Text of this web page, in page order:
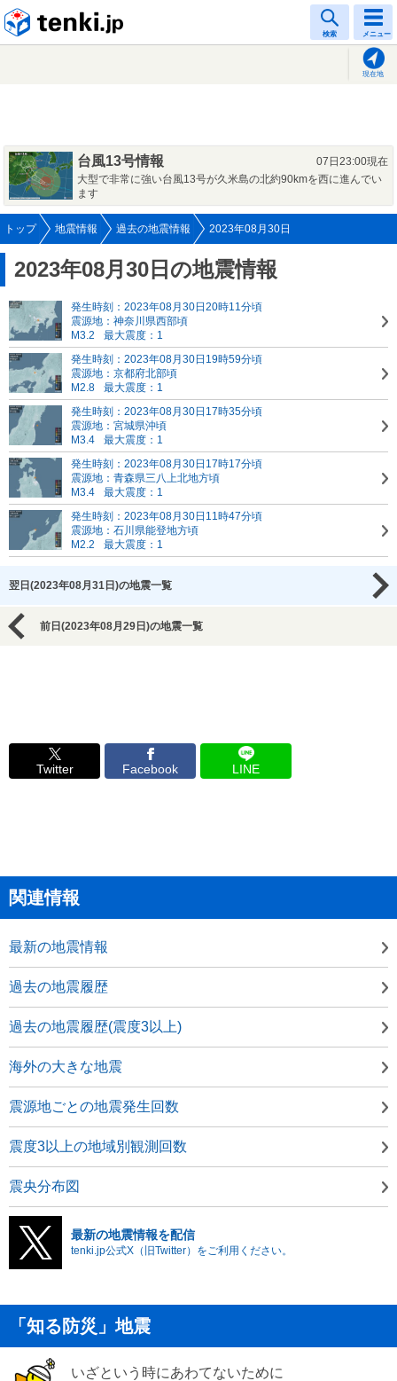
検索 メニュー
現在地
台風13号情報
07日23:00現在
大型で非常に強い台風13号が久米島の北約90kmを西に進んでい
ます
トップ 地震情報 過去の地震情報 2023年08月30日
2023年08月30日の地震情報
発生時刻：2023年08月30日20時11分頃
震源地：神奈川県西部頃
M3.2
最大震度：1
発生時刻：2023年08月30日19時59分頃
震源地：京都府北部頃
M2.8
最大震度：1
発生時刻：2023年08月30日17時35分頃
震源地：宮城県沖頃
M3.4
最大震度：1
発生時刻：2023年08月30日17時17分頃
震源地：青森県三八上北地方頃
M3.4
最大震度：1
発生時刻：2023年08月30日11時47分頃
震源地：石川県能登地方頃
M2.2
最大震度：1
翌日(2023年08月31日)の地震一覧
前日(2023年08月29日)の地震一覧
Twitter Facebook LINE
関連情報
最新の地震情報
過去の地震履歴
過去の地震履歴(震度3以上)
海外の大きな地震
震源地ごとの地震発生回数
震度3以上の地域別観測回数
震央分布図
最新の地震情報を配信
tenki.jp公式X（旧Twitter）をご利用ください。
「知る防災」地震
いざという時にあわてないために